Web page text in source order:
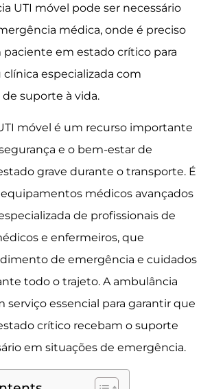
UTI móvel pode ser necessário
médica, onde é preciso
em estado crítico para
especializada com
suporte à vida.
móvel é um recurso importante
e o bem-estar de
grave durante o transporte. É
médicos avançados
de profissionais de
e enfermeiros, que
de emergência e cuidados
todo o trajeto. A ambulância
serviço essencial para garantir que
crítico recebam o suporte
em situações de emergência.